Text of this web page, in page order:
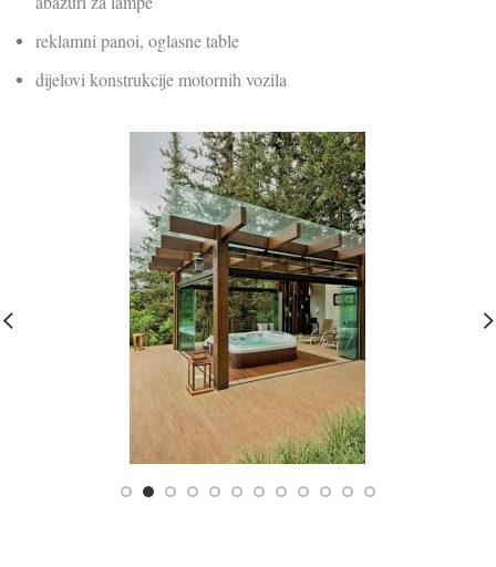
reklamni panoi, oglasne table
dijelovi konstrukcije motornih vozila